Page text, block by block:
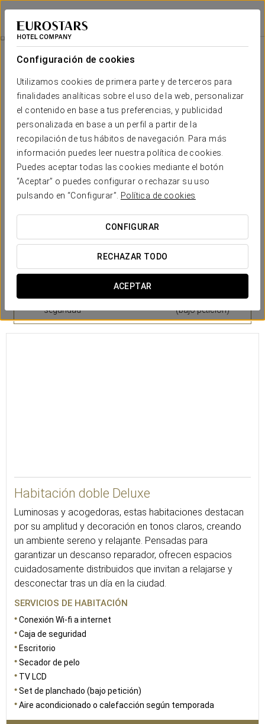
Configuración de cookies
Utilizamos cookies de primera parte y de terceros para
finalidades analíticas sobre el uso de la web, personalizar
el contenido en base a tus preferencias, y publicidad
personalizada en base a un perfil a partir de la
recopilación de tus hábitos de navegación. Para más
información puedes leer nuestra política de cookies.
Puedes aceptar todas las cookies mediante el botón
“Aceptar” o puedes configurar o rechazar su uso
pulsando en “Configurar”.
Política de cookies
CONFIGURAR
RECHAZAR TODO
ACEPTAR
Eurostars Puerta Madrid
MADRID
Habitaciones
Habitaciones
El confort y descanso que necesitas
Las194 habitaciones del Eurostars Puerta Madrid combinan
modernidad, luminosidad y confort, ofreciendo espacios
pensados para el descanso y el bienestar. Decoradas en
tonos claros y con mobiliario funcional y elegante, cada
estancia refleja el equilibrio entre estilo contemporáneo y
comodidad, adaptándose a las necesidades de viajeros de
negocios, parejas o familias.
SERVICIOS DESTACADOS
Habitaciones
Caja de
seguridad
Secador de pelo
Set de planchado
(bajo petición)
Habitación doble Deluxe
Luminosas y acogedoras, estas habitaciones destacan
por su amplitud y decoración en tonos claros, creando
un ambiente sereno y relajante. Pensadas para
garantizar un descanso reparador, ofrecen espacios
cuidadosamente distribuidos que invitan a relajarse y
desconectar tras un día en la ciudad.
SERVICIOS DE HABITACIÓN
Conexión Wi-fi a internet
Caja de seguridad
Escritorio
Secador de pelo
TV LCD
Set de planchado (bajo petición)
Aire acondicionado o calefacción según temporada